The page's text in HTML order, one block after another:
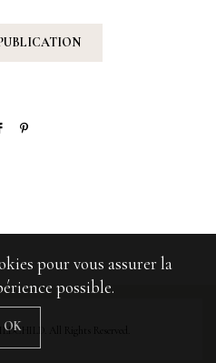
All Rights Reserved.
pour vous assurer la
possible.
OK